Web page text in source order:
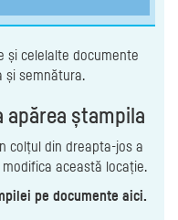
și celelalte documente
și semnătura.
apărea ștampila
colțul din dreapta-jos a
această locație.
pe documente aici.